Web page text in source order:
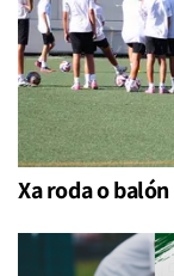
Xa roda o